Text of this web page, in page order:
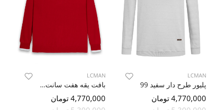
LCMAN
پلیور طرح دار سفید 99
4,770,000 تومان
LCMAN
بافت یقه هفت سانت ساده قرمز
4,770,000 تومان